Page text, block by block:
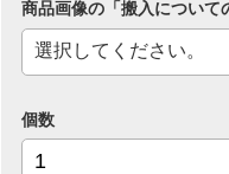
商品画像の「搬入について
個数